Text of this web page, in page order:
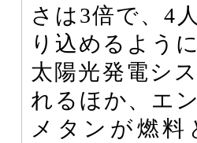
さは3倍で、4
り込めるよう
太陽光発電シ
れるほか、エ
メタンが燃料